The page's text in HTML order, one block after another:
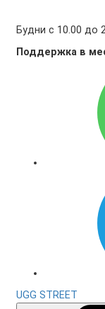
Будни с 10.00 до
Поддержка в
UGG STREET